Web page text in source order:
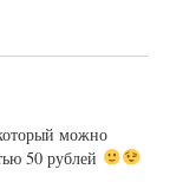
можно
50 рублей